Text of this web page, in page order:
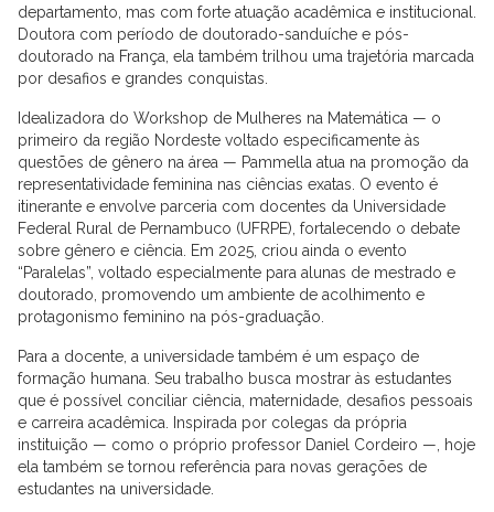
departamento, mas com forte atuação acadêmica e institucional.
Doutora com período de doutorado-sanduíche e pós-
doutorado na França, ela também trilhou uma trajetória marcada
por desafios e grandes conquistas.
Idealizadora do Workshop de Mulheres na Matemática — o
primeiro da região Nordeste voltado especificamente às
questões de gênero na área — Pammella atua na promoção da
representatividade feminina nas ciências exatas. O evento é
itinerante e envolve parceria com docentes da Universidade
Federal Rural de Pernambuco (UFRPE), fortalecendo o debate
sobre gênero e ciência. Em 2025, criou ainda o evento
“Paralelas”, voltado especialmente para alunas de mestrado e
doutorado, promovendo um ambiente de acolhimento e
protagonismo feminino na pós-graduação.
Para a docente, a universidade também é um espaço de
formação humana. Seu trabalho busca mostrar às estudantes
que é possível conciliar ciência, maternidade, desafios pessoais
e carreira acadêmica. Inspirada por colegas da própria
instituição — como o próprio professor Daniel Cordeiro —, hoje
ela também se tornou referência para novas gerações de
estudantes na universidade.